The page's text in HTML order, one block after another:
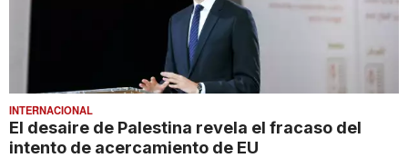
INTERNACIONAL
El desaire de Palestina revela el fracaso del
intento de acercamiento de EU